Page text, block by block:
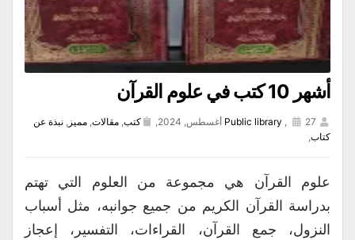
أشهر 10 كتب في علوم القرآن
Public library , 27 أغسطس, 2024, كتب, مقالات, مميز , نبذة عن
كتاب,
علوم القرآن هي مجموعة من العلوم التي تهتم
بدراسة القرآن الكريم من جميع جوانبه، مثل أسباب
النزول، جمع القرآن، القراءات، التفسير، إعجاز